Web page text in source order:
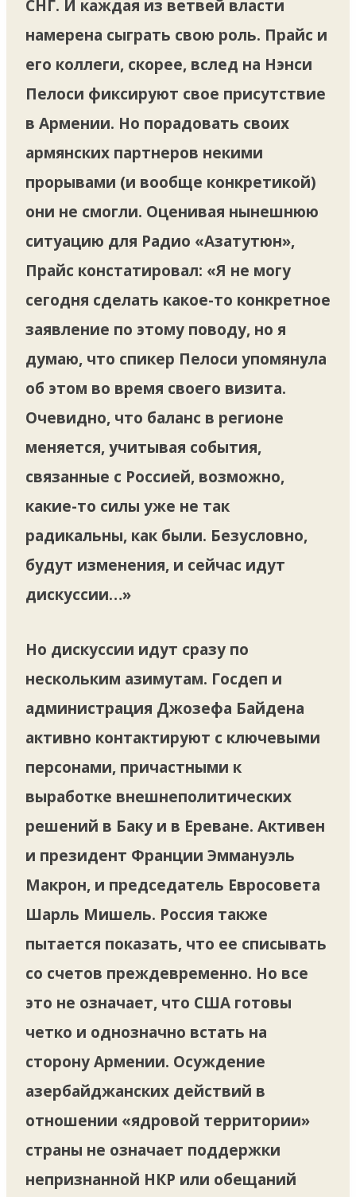
СНГ. И каждая из ветвей власти
намерена сыграть свою роль. Прайс и
его коллеги, скорее, вслед на Нэнси
Пелоси фиксируют свое присутствие
в Армении. Но порадовать своих
армянских партнеров некими
прорывами (и вообще конкретикой)
они не смогли. Оценивая нынешнюю
ситуацию для Радио «Азатутюн»,
Прайс констатировал: «Я не могу
сегодня сделать какое-то конкретное
заявление по этому поводу, но я
думаю, что спикер Пелоси упомянула
об этом во время своего визита.
Очевидно, что баланс в регионе
меняется, учитывая события,
связанные с Россией, возможно,
какие-то силы уже не так
радикальны, как были. Безусловно,
будут изменения, и сейчас идут
дискуссии…»
Но дискуссии идут сразу по
нескольким азимутам. Госдеп и
администрация Джозефа Байдена
активно контактируют с ключевыми
персонами, причастными к
выработке внешнеполитических
решений в Баку и в Ереване. Активен
и президент Франции Эммануэль
Макрон, и председатель Евросовета
Шарль Мишель. Россия также
пытается показать, что ее списывать
со счетов преждевременно. Но все
это не означает, что США готовы
четко и однозначно встать на
сторону Армении. Осуждение
азербайджанских действий в
отношении «ядровой территории»
страны не означает поддержки
непризнанной НКР или обещаний